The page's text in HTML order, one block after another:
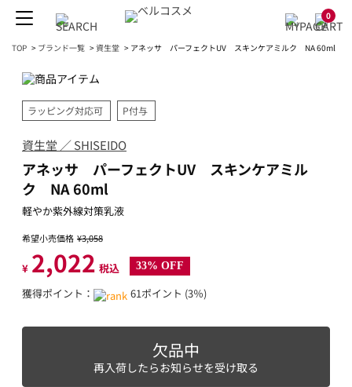
0
TOP > ブランド一覧 >資生堂 > アネッサ パーフェクトUV スキンケアミルク NA 60ml
ラッピング対応可 P付与
資生堂 ／ SHISEIDO
アネッサ パーフェクトUV スキンケアミル
ク NA 60ml
軽やか紫外線対策乳液
希望小売価格 ¥3,058
¥ 2,022 税込 33% OFF
獲得ポイント： 61ポイント (3％)
欠品中
再入荷したらお知らせを受け取る